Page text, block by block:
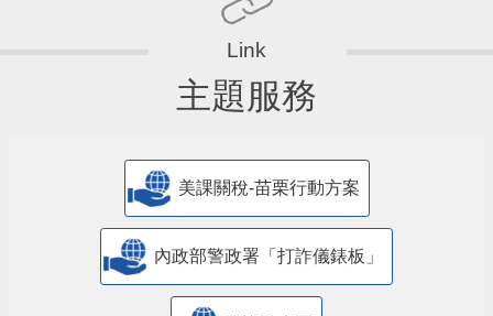
主題服務
美課關稅-苗栗行動方案
內政部警政署「打詐儀錶板」